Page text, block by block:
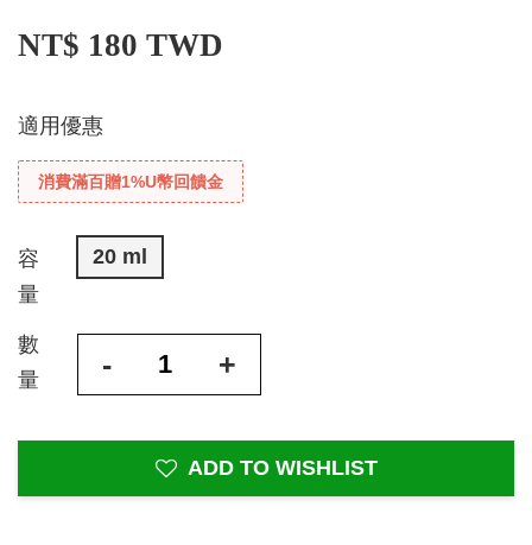
NT$ 180 TWD
適用優惠
消費滿百贈1%U幣回饋金
容
量
20 ml
數
量
- +
ADD TO WISHLIST